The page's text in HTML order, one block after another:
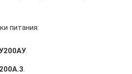
питания:
.